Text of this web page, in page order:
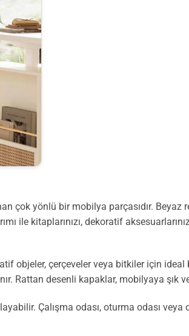
çok yönlü bir mobilya parçasıdır.
ile kitaplarınızı, dekoratif
objeler, çerçeveler veya bitkiler için
Rattan desenli kapaklar, mobilyaya şık
Çalışma odası, oturma odası